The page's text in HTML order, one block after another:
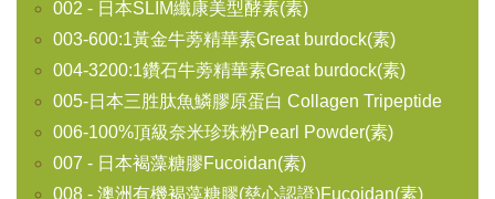
002 - 日本SLIM纖康美型酵素(素)
003-600:1黃金牛蒡精華素Great burdock(素)
004-3200:1鑽石牛蒡精華素Great burdock(素)
005-日本三胜肽魚鱗膠原蛋白 Collagen Tripeptide
006-100%頂級奈米珍珠粉Pearl Powder(素)
007 - 日本褐藻糖膠Fucoidan(素)
008 - 澳洲有機褐藻糖膠(慈心認證)Fucoidan(素)